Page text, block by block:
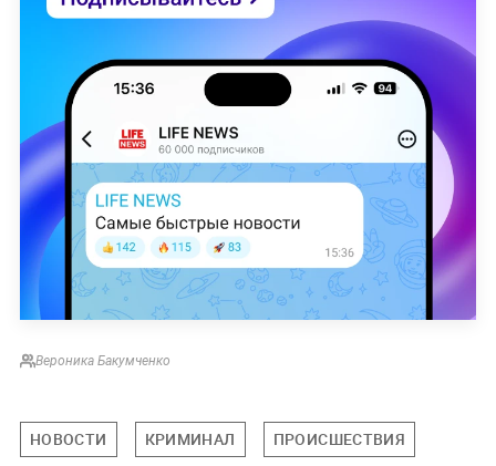
Вероника Бакумченко
НОВОСТИ КРИМИНАЛ ПРОИСШЕСТВИЯ